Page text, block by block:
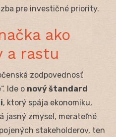
pre investičné priority.
ako
a rastu
zodpovednosť
Ide o nový štandard
, ktorý spája ekonomiku,
jasný zmysel, merateľné
stakeholderov, ten